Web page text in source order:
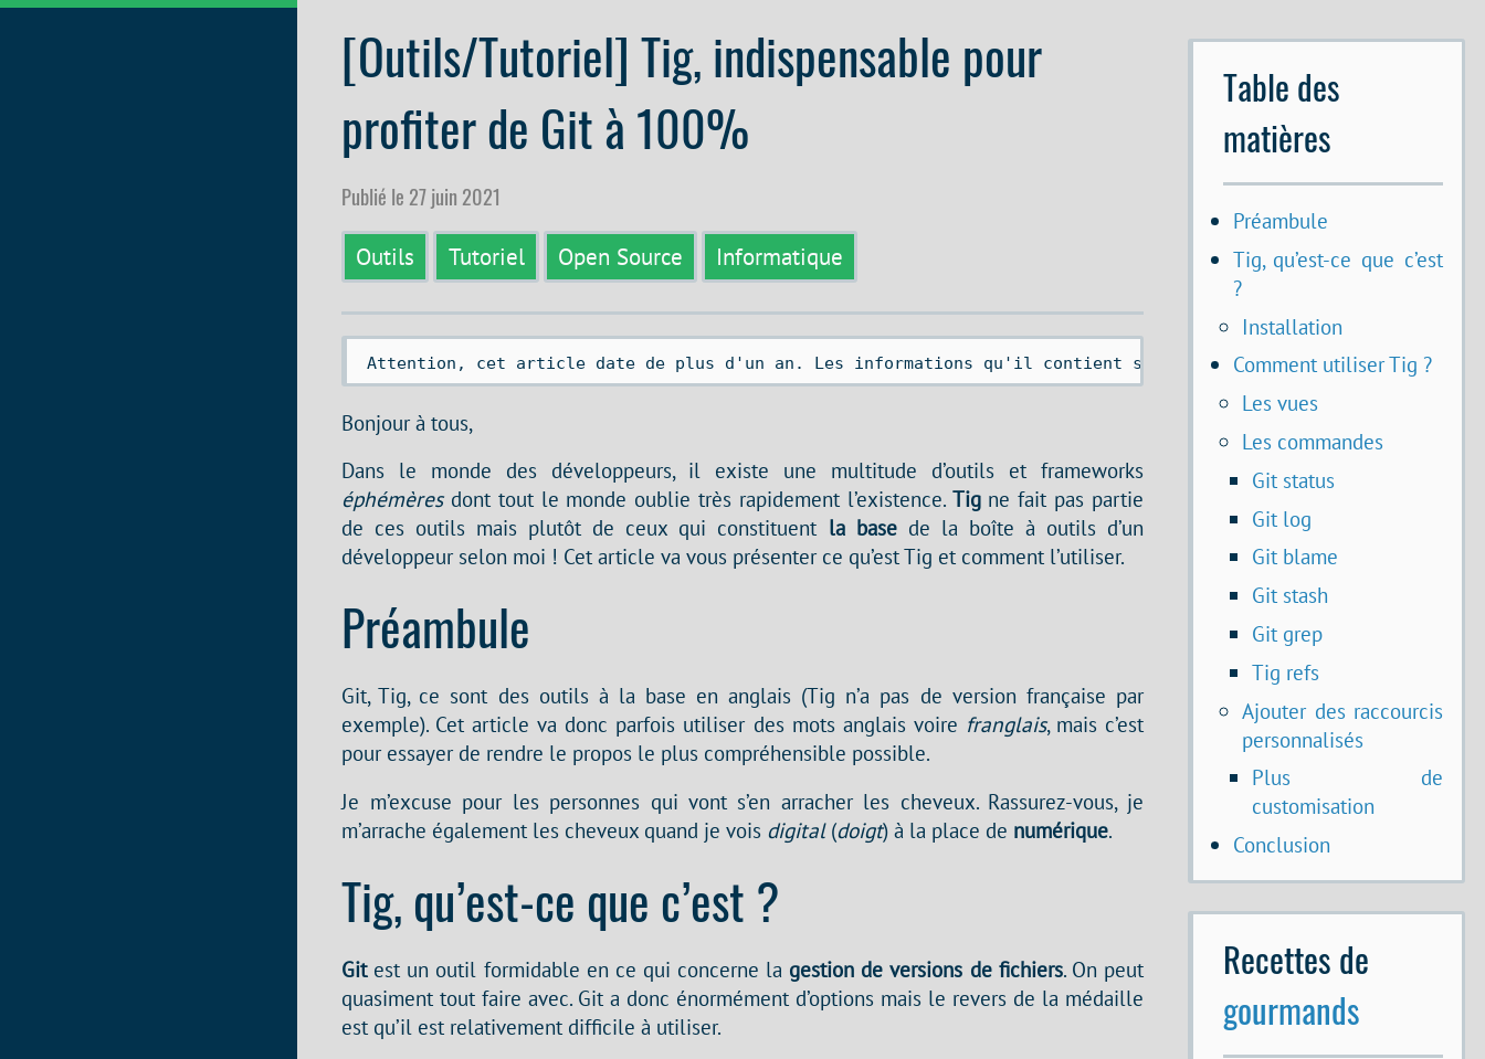
[Outils/Tutoriel] Tig, indispensable pour
profiter de Git à 100%
Publié le 27 juin 2021
Outils Tutoriel Open Source Informatique
Attention, cet article date de plus d'un an. Les informations qu'il contient sont peut-être obsolètes.
Bonjour à tous,
Dans le monde des développeurs, il existe une multitude d’outils et frameworks
éphémèresdont tout le monde oublie très rapidement l’existence. Tigne fait pas partie
de ces outils mais plutôt de ceux qui constituent la basede la boîte à outils d’un
développeur selon moi ! Cet article va vous présenter ce qu’est Tig et comment l’utiliser.
Préambule
Git, Tig, ce sont des outils à la base en anglais (Tig n’a pas de version française par
exemple). Cet article va donc parfois utiliser des mots anglais voire franglais, mais c’est
pour essayer de rendre le propos le plus compréhensible possible.
Je m’excuse pour les personnes qui vont s’en arracher les cheveux. Rassurez-vous, je
m’arrache également les cheveux quand je vois digital(doigt) à la place de numérique.
Tig, qu’est-ce que c’est ?
Gitest un outil formidable en ce qui concerne la gestion de versions de fichiers. On peut
quasiment tout faire avec. Git a donc énormément d’options mais le revers de la médaille
est qu’il est relativement difficile à utiliser.
Table des
matières
Préambule
Tig, qu’est-ce que c’est
?
Installation
Comment utiliser Tig ?
Les vues
Les commandes
Git status
Git log
Git blame
Git stash
Git grep
Tig refs
Ajouter des raccourcis
personnalisés
Plus de
customisation
Conclusion
Recettes de
gourmands